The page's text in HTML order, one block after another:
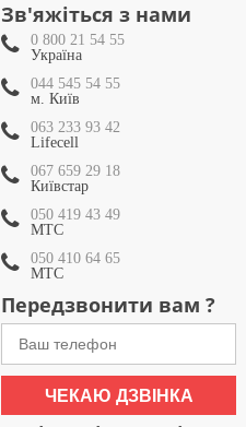
Зв'яжіться з нами
0 800 21 54 55
Україна
044 545 54 55
м. Київ
063 233 93 42
Lifecell
067 659 29 18
Київстар
050 419 43 49
МТС
050 410 64 65
МТС
Передзвонити вам ?
ЧЕКАЮ ДЗВІНКА